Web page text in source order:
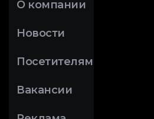
О компании
Новости
Посетителям
Вакансии